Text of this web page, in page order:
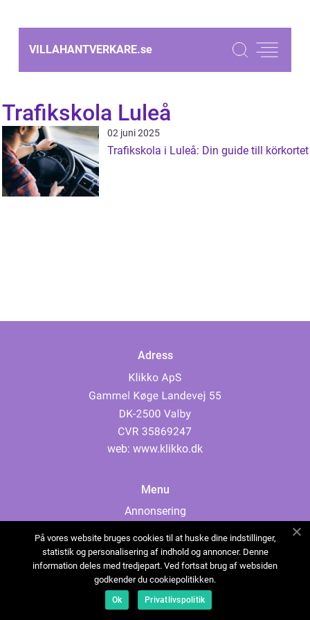
VILLAHANTVERKARE.se
Trafikskola Luleå
02 juni 2025
Trafikskola i Luleå: Din guide till körkortet
Adress
web: www.klikko.dk
Menu
Annonsering
Cookies
Kontakta oss
Sitemap
På vores website bruges cookies til at huske dine indstillinger,
statistik og personalisering af indhold og annoncer. Denne
information deles med tredjepart. Ved fortsat brug af websiden
godkender du cookiepolitikken.
Ok Privatlivspolitik